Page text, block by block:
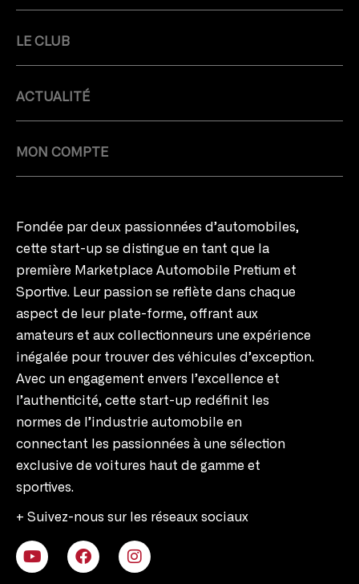
LE CLUB
ACTUALITÉ
MON COMPTE
Fondée par deux passionnées d’automobiles,
cette start-up se distingue en tant que la
première Marketplace Automobile Pretium et
Sportive. Leur passion se reflète dans chaque
aspect de leur plate-forme, offrant aux
amateurs et aux collectionneurs une expérience
inégalée pour trouver des véhicules d’exception.
Avec un engagement envers l’excellence et
l’authenticité, cette start-up redéfinit les
normes de l’industrie automobile en
connectant les passionnées à une sélection
exclusive de voitures haut de gamme et
sportives.
+ Suivez-nous sur les réseaux sociaux